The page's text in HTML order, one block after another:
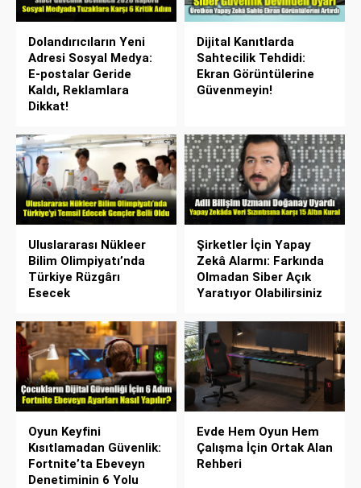
Dolandırıcıların Yeni
Adresi Sosyal Medya:
E-postalar Geride
Kaldı, Reklamlara
Dikkat!
Dijital Kanıtlarda
Sahtecilik Tehdidi:
Ekran Görüntülerine
Güvenmeyin!
Uluslararası Nükleer
Bilim Olimpiyatı’nda
Türkiye Rüzgârı
Esecek
Şirketler İçin Yapay
Zekâ Alarmı: Farkında
Olmadan Siber Açık
Yaratıyor Olabilirsiniz
Oyun Keyfini
Kısıtlamadan Güvenlik:
Fortnite’ta Ebeveyn
Denetiminin 6 Yolu
Evde Hem Oyun Hem
Çalışma İçin Ortak Alan
Rehberi